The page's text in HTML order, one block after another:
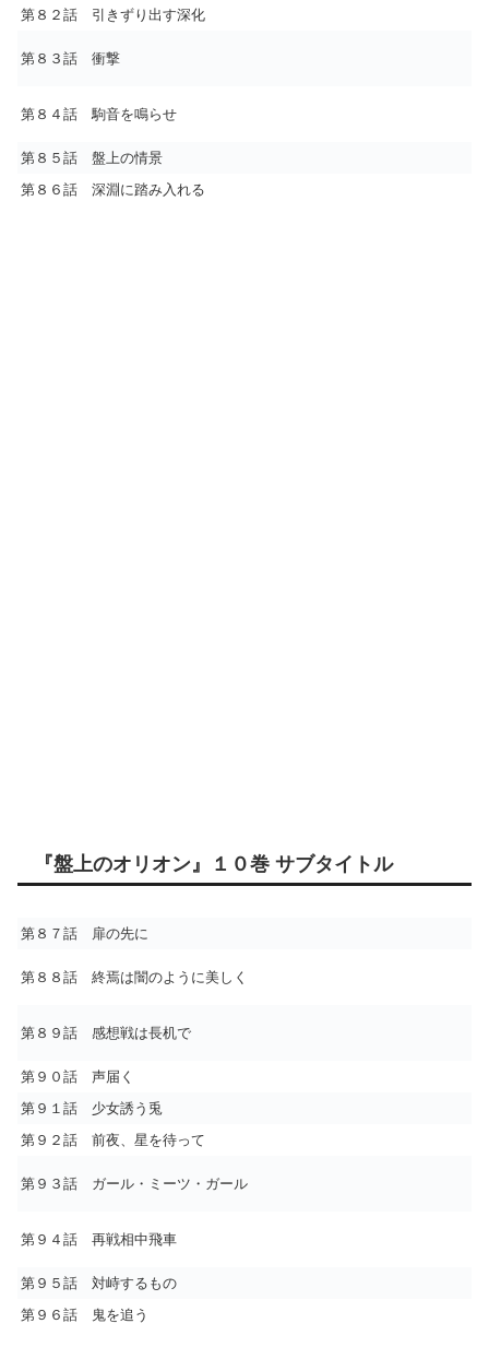
第８２話 引きずり出す深化
第８３話 衝撃
第８４話 駒音を鳴らせ
第８５話 盤上の情景
第８６話 深淵に踏み入れる
『盤上のオリオン』１０巻 サブタイトル
第８７話 扉の先に
第８８話 終焉は闇のように美しく
第８９話 感想戦は長机で
第９０話 声届く
第９１話 少女誘う兎
第９２話 前夜、星を待って
第９３話 ガール・ミーツ・ガール
第９４話 再戦相中飛車
第９５話 対峙するもの
第９６話 鬼を追う